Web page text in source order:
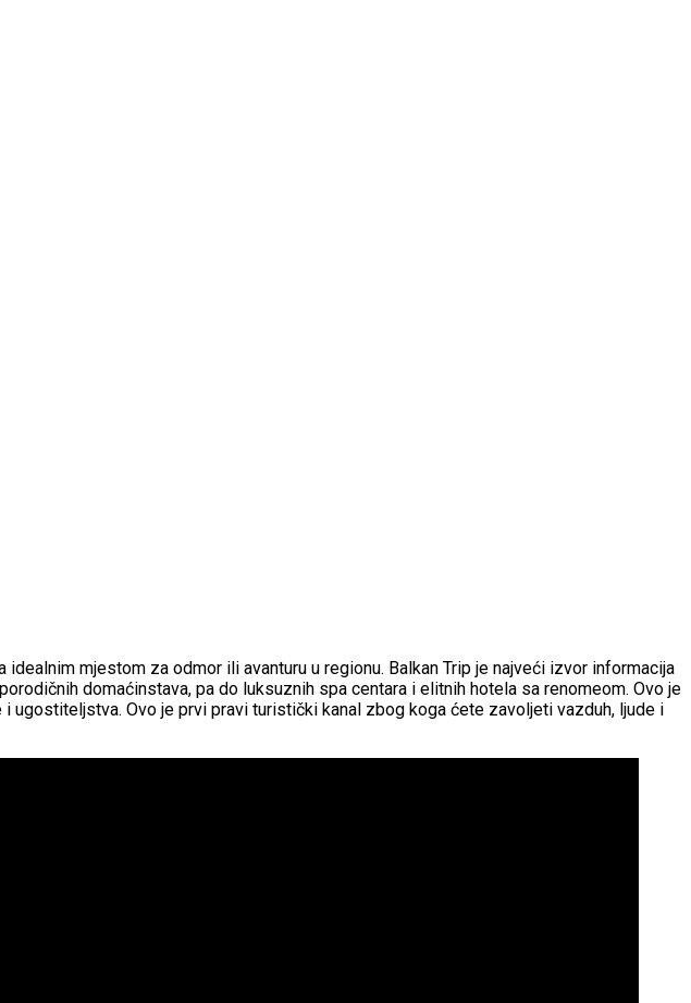
mjestom za odmor ili avanturu u regionu. Balkan Trip je najveći izvor informacija
domaćinstava, pa do luksuznih spa centara i elitnih hotela sa renomeom. Ovo je
ugostiteljstva. Ovo je prvi pravi turistički kanal zbog koga ćete zavoljeti vazduh, ljude i